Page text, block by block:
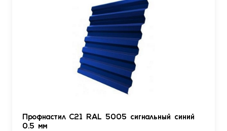
Профнастил С21 RAL 5005 сигнальный синий
0.5 мм